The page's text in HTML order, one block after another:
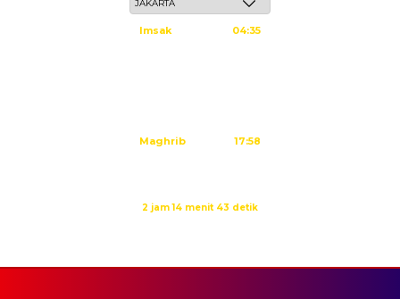
Imsak 04:35
Maghrib 17:58
2 jam 14 menit 43 detik